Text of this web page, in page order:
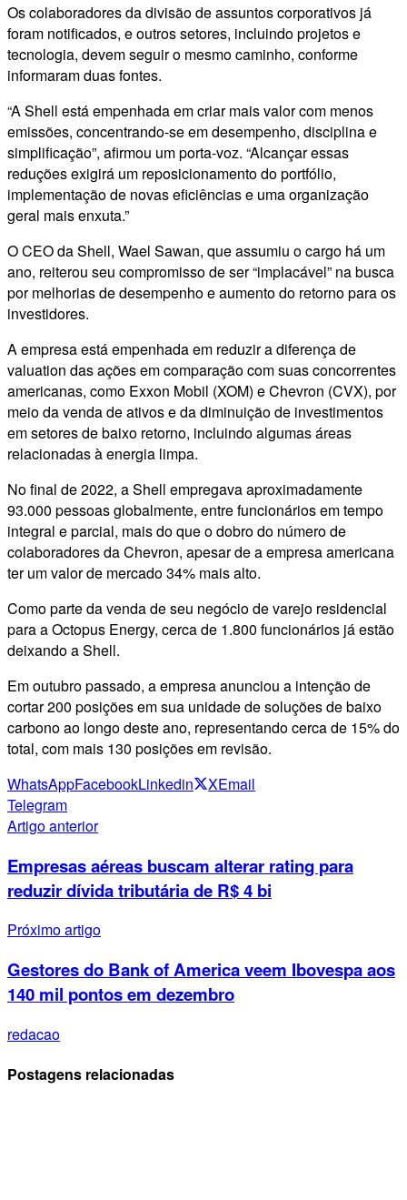
Os colaboradores da divisão de assuntos corporativos já
foram notificados, e outros setores, incluindo projetos e
tecnologia, devem seguir o mesmo caminho, conforme
informaram duas fontes.
“A Shell está empenhada em criar mais valor com menos
emissões, concentrando-se em desempenho, disciplina e
simplificação”, afirmou um porta-voz. “Alcançar essas
reduções exigirá um reposicionamento do portfólio,
implementação de novas eficiências e uma organização
geral mais enxuta.”
O CEO da Shell, Wael Sawan, que assumiu o cargo há um
ano, reiterou seu compromisso de ser “implacável” na busca
por melhorias de desempenho e aumento do retorno para os
investidores.
A empresa está empenhada em reduzir a diferença de
valuation das ações em comparação com suas concorrentes
americanas, como Exxon Mobil (XOM) e Chevron (CVX), por
meio da venda de ativos e da diminuição de investimentos
em setores de baixo retorno, incluindo algumas áreas
relacionadas à energia limpa.
No final de 2022, a Shell empregava aproximadamente
93.000 pessoas globalmente, entre funcionários em tempo
integral e parcial, mais do que o dobro do número de
colaboradores da Chevron, apesar de a empresa americana
ter um valor de mercado 34% mais alto.
Como parte da venda de seu negócio de varejo residencial
para a Octopus Energy, cerca de 1.800 funcionários já estão
deixando a Shell.
Em outubro passado, a empresa anunciou a intenção de
cortar 200 posições em sua unidade de soluções de baixo
carbono ao longo deste ano, representando cerca de 15% do
total, com mais 130 posições em revisão.
WhatsAppFacebookLinkedin XEmail
Telegram
Artigo anterior
Empresas aéreas buscam alterar rating para
reduzir dívida tributária de R$ 4 bi
Próximo artigo
Gestores do Bank of America veem Ibovespa aos
140 mil pontos em dezembro
redacao
Postagens relacionadas